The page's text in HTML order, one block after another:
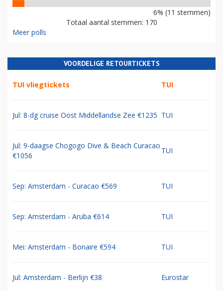
6% (11 stemmen)
Totaal aantal stemmen: 170
Meer polls
VOORDELIGE RETOURTICKETS
TUI vliegtickets TUI
Jul: 8-dg cruise Oost Middellandse Zee €1235 TUI
Jul: 9-daagse Chogogo Dive & Beach Curacao
€1056
TUI
Sep: Amsterdam - Curacao €569 TUI
Sep: Amsterdam - Aruba €614 TUI
Mei: Amsterdam - Bonaire €594 TUI
Jul: Amsterdam - Berlijn €38 Eurostar